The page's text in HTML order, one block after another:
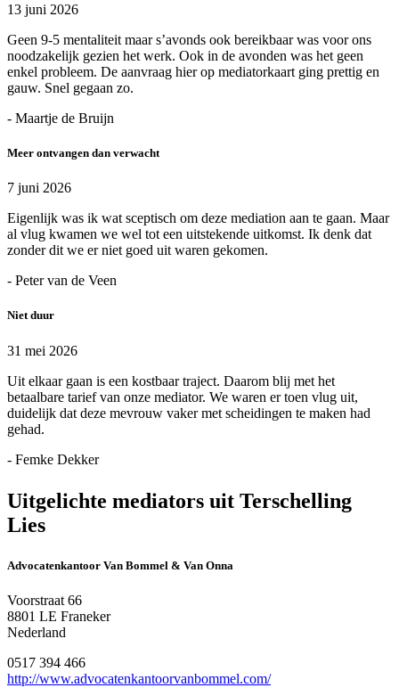
13 juni 2026
Geen 9-5 mentaliteit maar s’avonds ook bereikbaar was voor ons
noodzakelijk gezien het werk. Ook in de avonden was het geen
enkel probleem. De aanvraag hier op mediatorkaart ging prettig en
gauw. Snel gegaan zo.
- Maartje de Bruijn
Meer ontvangen dan verwacht
7 juni 2026
Eigenlijk was ik wat sceptisch om deze mediation aan te gaan. Maar
al vlug kwamen we wel tot een uitstekende uitkomst. Ik denk dat
zonder dit we er niet goed uit waren gekomen.
- Peter van de Veen
Niet duur
31 mei 2026
Uit elkaar gaan is een kostbaar traject. Daarom blij met het
betaalbare tarief van onze mediator. We waren er toen vlug uit,
duidelijk dat deze mevrouw vaker met scheidingen te maken had
gehad.
- Femke Dekker
Uitgelichte mediators uit Terschelling
Lies
Advocatenkantoor Van Bommel & Van Onna
Voorstraat 66
8801 LE Franeker
Nederland
0517 394 466
http://www.advocatenkantoorvanbommel.com/